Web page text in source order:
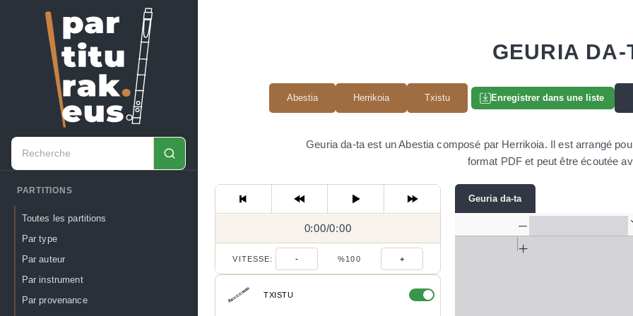
PARTITIONS
Toutes les partitions
Par type
Par auteur
Par instrument
Par provenance
GEURIA DA-
Abestia Herrikoia Txistu Enregistrer dans une liste
Geuria da-ta est un Abestia composé par Herrikoia. Il est arrangé
format PDF et peut être écoutée
0:00/
0:00/0:00
VITESSE: - %100 +
TXISTU
Geuria da-ta